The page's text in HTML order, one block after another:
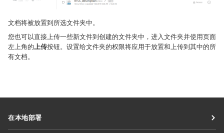
文档将被放置到所选文件夹中。
您也可以直接上传一些新文件到创建的文件夹中，进入文件夹并使用页面
左上角的上传按钮。设置给文件夹的权限将应用于放置和上传到其中的所
有文档。
在本地部署